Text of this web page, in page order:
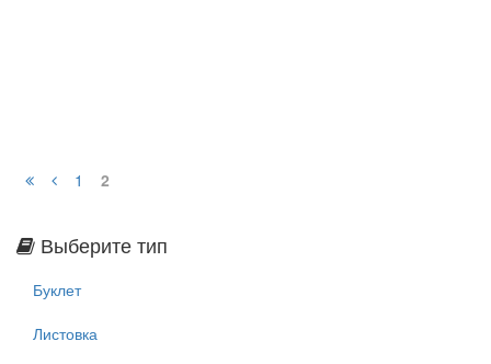
1 2
Выберите тип
Буклет
Листовка